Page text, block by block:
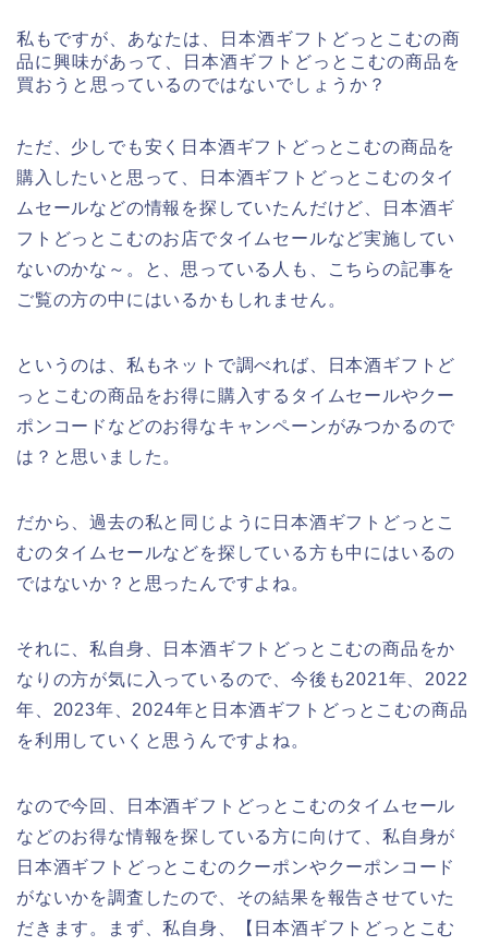
私もですが、あなたは、日本酒ギフトどっとこむの商
品に興味があって、日本酒ギフトどっとこむの商品を
買おうと思っているのではないでしょうか？
ただ、少しでも安く日本酒ギフトどっとこむの商品を
購入したいと思って、日本酒ギフトどっとこむのタイ
ムセールなどの情報を探していたんだけど、日本酒ギ
フトどっとこむのお店でタイムセールなど実施してい
ないのかな～。と、思っている人も、こちらの記事を
ご覧の方の中にはいるかもしれません。
というのは、私もネットで調べれば、日本酒ギフトど
っとこむの商品をお得に購入するタイムセールやクー
ポンコードなどのお得なキャンペーンがみつかるので
は？と思いました。
だから、過去の私と同じように日本酒ギフトどっとこ
むのタイムセールなどを探している方も中にはいるの
ではないか？と思ったんですよね。
それに、私自身、日本酒ギフトどっとこむの商品をか
なりの方が気に入っているので、今後も2021年、2022
年、2023年、2024年と日本酒ギフトどっとこむの商品
を利用していくと思うんですよね。
なので今回、日本酒ギフトどっとこむのタイムセール
などのお得な情報を探している方に向けて、私自身が
日本酒ギフトどっとこむのクーポンやクーポンコード
がないかを調査したので、その結果を報告させていた
だきます。まず、私自身、【日本酒ギフトどっとこむ